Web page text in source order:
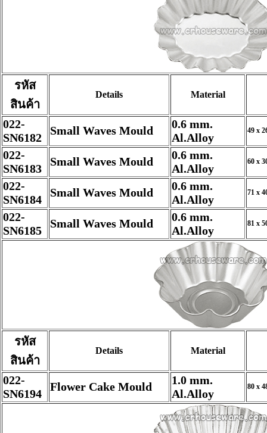
รหัส
สินค้า
Details Material
022-
SN6182
Small Waves Mould
0.6 mm.
Al.Alloy
49 x
022-
SN6183
Small Waves Mould
0.6 mm.
Al.Alloy
60 x
022-
SN6184
Small Waves Mould
0.6 mm.
Al.Alloy
71 x
022-
SN6185
Small Waves Mould
0.6 mm.
Al.Alloy
81 x
รหัส
สินค้า
Details Material
022-
SN6194
Flower Cake Mould
1.0 mm.
Al.Alloy
80 x